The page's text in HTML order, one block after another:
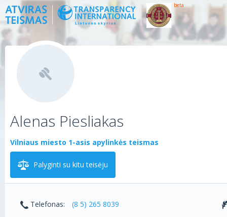
beta
Alenas Piesliakas
Vilniaus miesto 1-asis apylinkės teismas
Palyginti su kitu teisėju
Telefonas:
(8 5) 265 8039